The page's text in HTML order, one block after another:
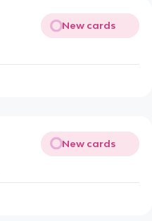
New cards
New cards